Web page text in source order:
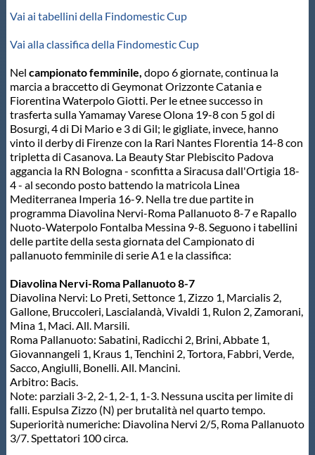
Area Legislativa
Protezione Civile
Qualità
Sostenibilità
Privacy
Cookie Policy
Archivio News
Flash News
Galleria fotografica
Vai ai tabellini della Findomestic Cup
Vai alla classifica della Findomestic Cup
Nel campionato femminile, dopo 6 giornate, continua la
marcia a braccetto di Geymonat Orizzonte Catania e
Fiorentina Waterpolo Giotti. Per le etnee successo in
trasferta sulla Yamamay Varese Olona 19-8 con 5 gol di
Bosurgi, 4 di Di Mario e 3 di Gil; le gigliate, invece, hanno
vinto il derby di Firenze con la Rari Nantes Florentia 14-8 con
tripletta di Casanova. La Beauty Star Plebiscito Padova
aggancia la RN Bologna - sconfitta a Siracusa dall'Ortigia 18-
4 - al secondo posto battendo la matricola Linea
Mediterranea Imperia 16-9. Nella tre due partite in
programma Diavolina Nervi-Roma Pallanuoto 8-7 e Rapallo
Nuoto-Waterpolo Fontalba Messina 9-8. Seguono i tabellini
delle partite della sesta giornata del Campionato di
pallanuoto femminile di serie A1 e la classifica:
Diavolina Nervi-Roma Pallanuoto 8-7
Diavolina Nervi: Lo Preti, Settonce 1, Zizzo 1, Marcialis 2,
Gallone, Bruccoleri, Lascialandà, Vivaldi 1, Rulon 2, Zamorani,
Mina 1, Maci. All. Marsili.
Roma Pallanuoto: Sabatini, Radicchi 2, Brini, Abbate 1,
Giovannangeli 1, Kraus 1, Tenchini 2, Tortora, Fabbri, Verde,
Sacco, Angiulli, Bonelli. All. Mancini.
Arbitro: Bacis.
Note: parziali 3-2, 2-1, 2-1, 1-3. Nessuna uscita per limite di
falli. Espulsa Zizzo (N) per brutalità nel quarto tempo.
Superiorità numeriche: Diavolina Nervi 2/5, Roma Pallanuoto
3/7. Spettatori 100 circa.